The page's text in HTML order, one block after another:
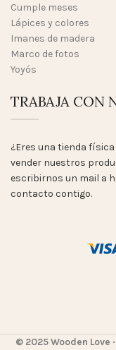
Cumple meses
Lápices y colores
Imanes de madera
Marco de fotos
Yoyós
TRABAJA CON
¿Eres una tienda
vender nuestros
escribirnos un mail a
contacto contigo.
© 2025 Wooden Love